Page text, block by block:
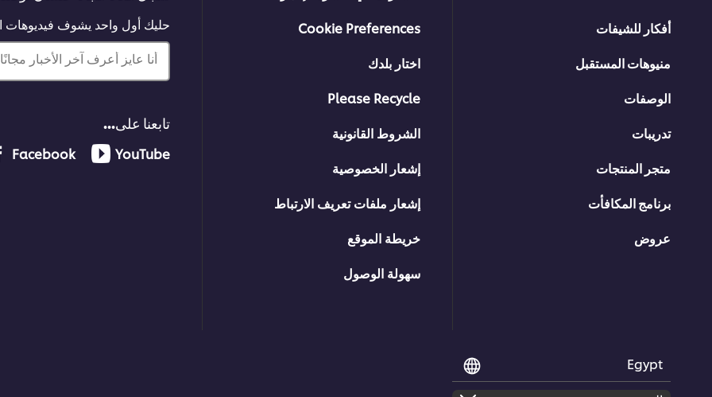
أفكار للشيفات
منيوهات المستقبل
الوصفات
تدريبات
متجر المنتجات
برنامج المكافأت
عروض
Cookie Preferences
اختار بلدك
Please Recycle
الشروط القانونية
إشعار الخصوصية
إشعار ملفات تعريف الارتباط
خريطة الموقع
سهولة الوصول
حليك أول واحد يشوف فيديوهات
أنا عايز أعرف آخر الأخبار
تابعنا على...
YouTube
Facebook
Egypt